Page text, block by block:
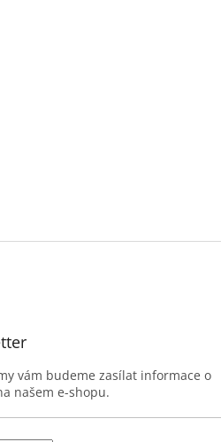
vám budeme zasílat informace o
našem e-shopu.